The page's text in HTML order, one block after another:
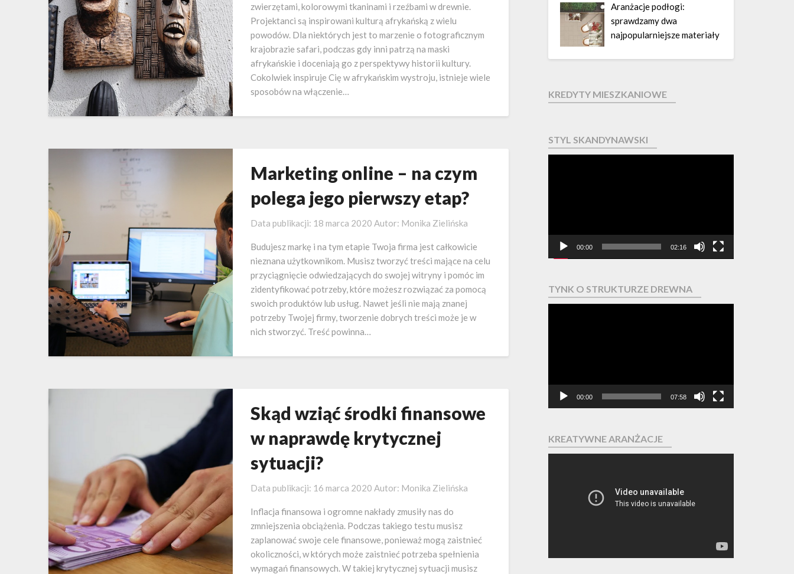
zwierzętami, kolorowymi tkaninami i rzeźbami w drewnie.
Projektanci są inspirowani kulturą afrykańską z wielu
powodów. Dla niektórych jest to marzenie o fotograficznym
krajobrazie safari, podczas gdy inni patrzą na maski
afrykańskie i doceniają go z perspektywy historii kultury.
Cokolwiek inspiruje Cię w afrykańskim wystroju, istnieje wiele
sposobów na włączenie…
Marketing online – na czym
polega jego pierwszy etap?
Data publikacji: 18 marca 2020 Autor: Monika Zielińska
Budujesz markę i na tym etapie Twoja firma jest całkowicie
nieznana użytkownikom. Musisz tworzyć treści mające na celu
przyciągnięcie odwiedzających do swojej witryny i pomóc im
zidentyfikować potrzeby, które możesz rozwiązać za pomocą
swoich produktów lub usług. Nawet jeśli nie mają znanej
potrzeby Twojej firmy, tworzenie dobrych treści może je w
nich stworzyć. Treść powinna…
Skąd wziąć środki finansowe
w naprawdę krytycznej
sytuacji?
Data publikacji: 16 marca 2020 Autor: Monika Zielińska
Inflacja finansowa i ogromne nakłady zmusiły nas do
zmniejszenia obciążenia. Podczas takiego testu musisz
zaplanować swoje cele finansowe, ponieważ mogą zaistnieć
okoliczności, w których może zaistnieć potrzeba spełnienia
wymagań finansowych. W takiej krytycznej sytuacji musisz
Aranżacje podłogi:
sprawdzamy dwa
najpopularniejsze materiały
KREDYTY MIESZKANIOWE
STYL SKANDYNAWSKI
00:00 02:16
TYNK O STRUKTURZE DREWNA
00:00 07:58
KREATYWNE ARANŻACJE